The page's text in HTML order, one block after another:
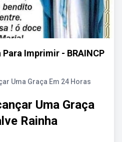
Imprimir - BRAINCP
Uma Graça Em 24 Horas
Uma Graça
Rainha